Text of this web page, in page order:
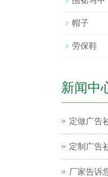
帽子
劳保鞋
新闻中
定做广告
定制广告
厂家告诉